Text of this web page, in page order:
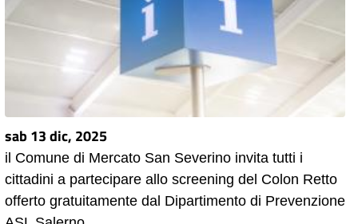
sab 13 dic, 2025
il Comune di Mercato San Severino invita tutti i
cittadini a partecipare allo screening del Colon Retto
offerto gratuitamente dal Dipartimento di Prevenzione